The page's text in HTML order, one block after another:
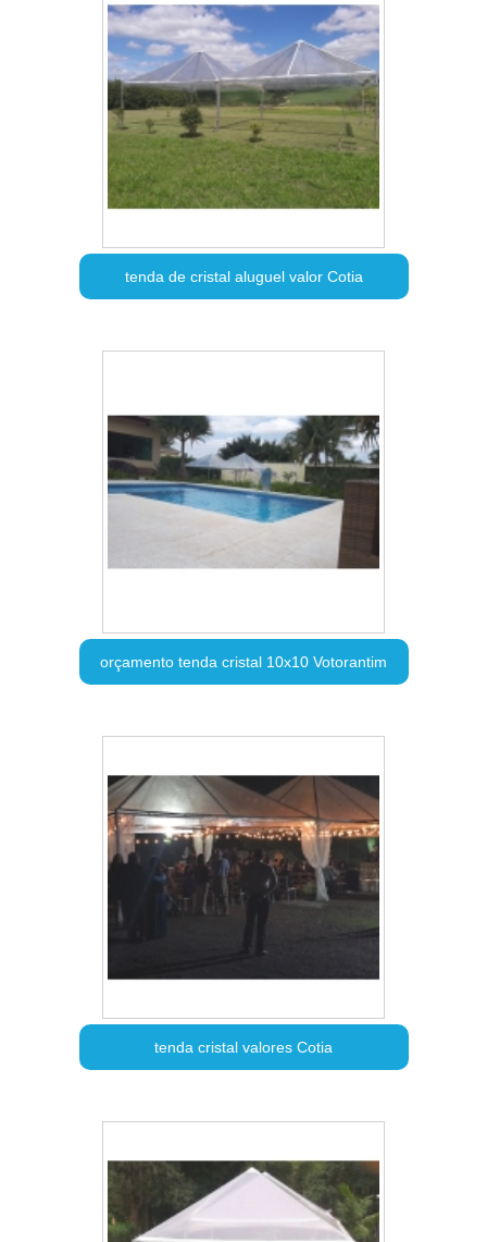
tenda de cristal aluguel valor Cotia
orçamento tenda cristal 10x10 Votorantim
tenda cristal valores Cotia